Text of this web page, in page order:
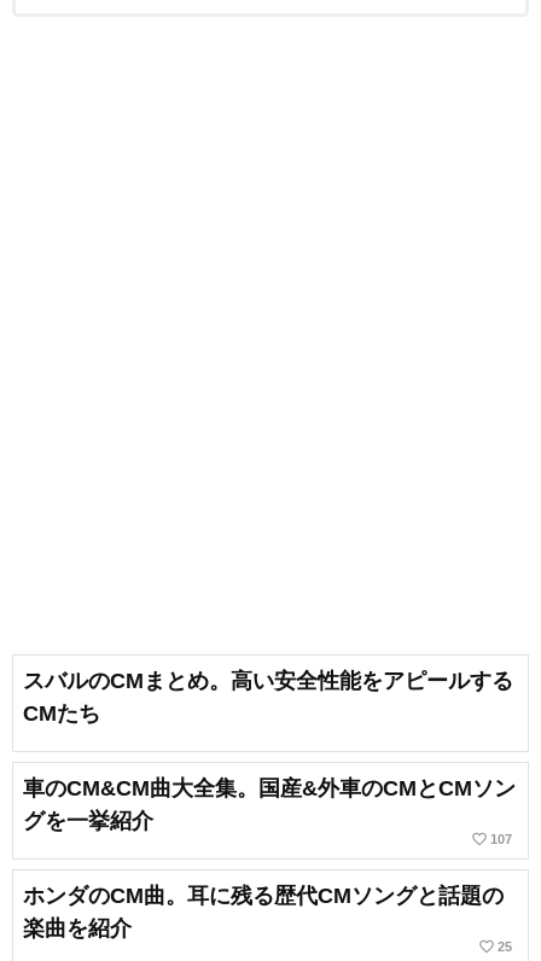
スバルのCMまとめ。高い安全性能をアピールする
CMたち
車のCM&CM曲大全集。国産&外車のCMとCMソン
グを一挙紹介
favorite_border 107
ホンダのCM曲。耳に残る歴代CMソングと話題の
楽曲を紹介
favorite_border 25